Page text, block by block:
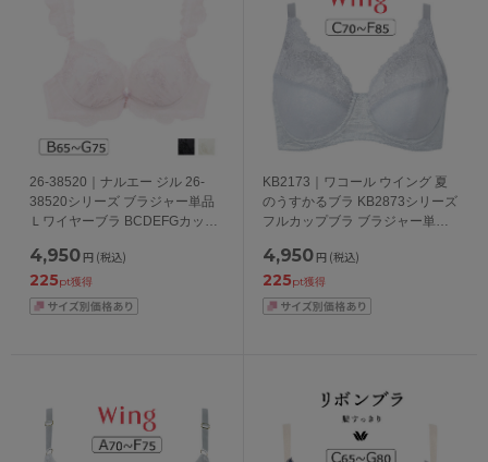
26-38520｜ナルエー ジル 26-
38520シリーズ ブラジャー単品
Ｌワイヤーブラ BCDEFGカップ
4,950 円 (税込)
225pt獲得
KB2173｜ワコール ウイング 夏
のうすかるブラ KB2873シリーズ
フルカップブラ ブラジャー単品
70/75/80/85cm
4,950 円 (税込)
225pt獲得